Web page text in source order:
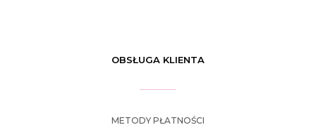
OBSŁUGA KLIENTA
METODY PŁATNOŚCI